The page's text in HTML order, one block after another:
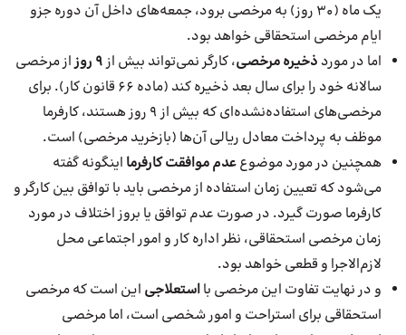
یک ماه (۳۰ روز) به مرخصی برود، جمعه‌های داخل آن دوره جزو
ایام مرخصی استحقاقی خواهد بود.
اما در مورد ذخیره مرخصی، کارگر نمی‌تواند بیش از۹ روز
از مرخصی
سالانه خود را برای سال بعد ذخیره کند (ماده ۶۶ قانون کار). برای
مرخصی‌های استفاده‌نشده‌ای که بیش از ۹ روز هستند، کارفرما
موظف به پرداخت معادل ریالی آن‌ها (بازخرید مرخصی) است.
همچنین در مورد موضوععدم موافقت کارفرما اینگونه گفته
می‌شود که تعیین زمان استفاده از مرخصی باید با توافق بین کارگر و
کارفرما صورت گیرد. در صورت عدم توافق یا بروز اختلاف در مورد
زمان مرخصی استحقاقی، نظر اداره کار و امور اجتماعی محل
لازم‌الاجرا و قطعی خواهد بود.
و در نهایت تفاوت این مرخصی بااستعلاجی این است که مرخصی
استحقاقی برای استراحت و امور شخصی است، اما مرخصی